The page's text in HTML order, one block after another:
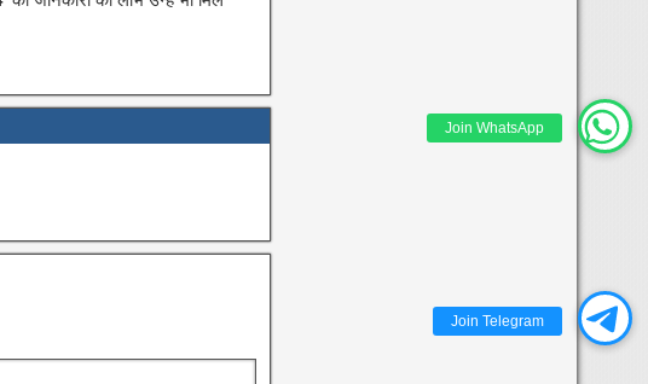
Join WhatsApp
Join Telegram